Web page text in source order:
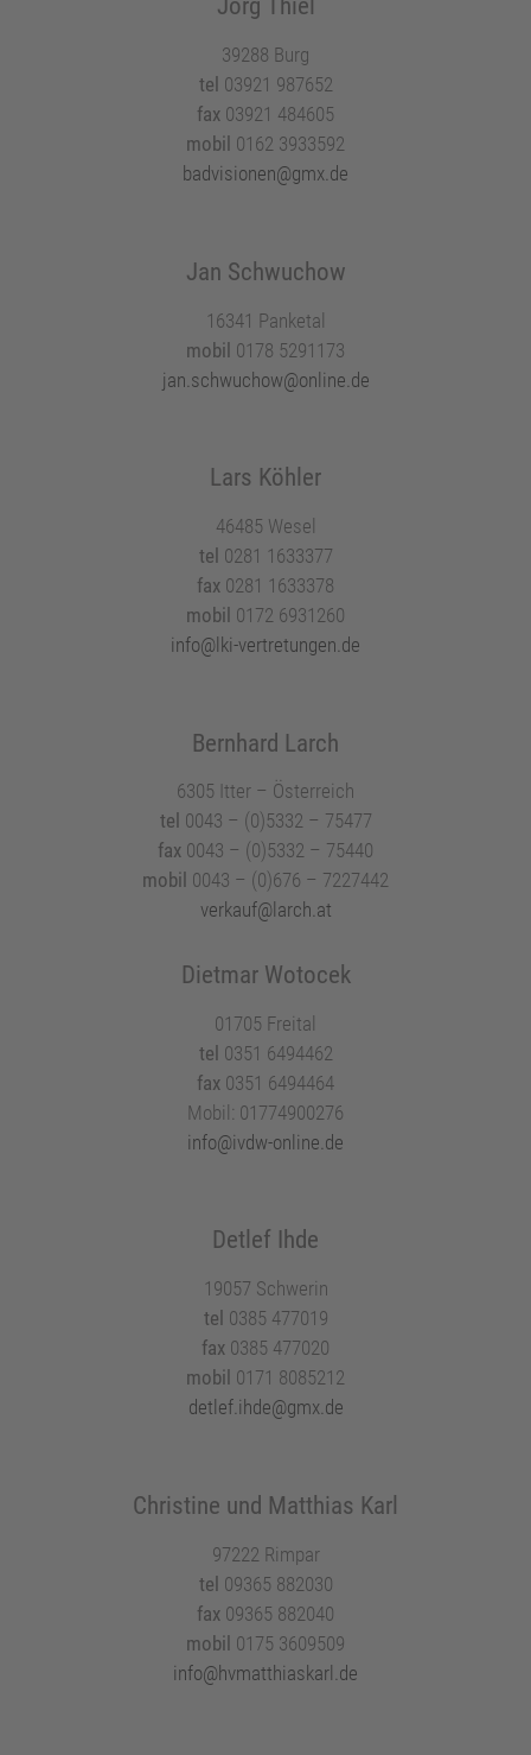
Jörg Thiel
39288 Burg
tel 03921 987652
fax 03921 484605
mobil 0162 3933592
badvisionen@gmx.de
Jan Schwuchow
16341 Panketal
mobil 0178 5291173
jan.schwuchow@online.de
Lars Köhler
46485 Wesel
tel 0281 1633377
fax 0281 1633378
mobil 0172 6931260
info@lki-vertretungen.de
Bernhard Larch
6305 Itter – Österreich
tel 0043 – (0)5332 – 75477
fax 0043 – (0)5332 – 75440
mobil 0043 – (0)676 – 7227442
verkauf@larch.at
Dietmar Wotocek
01705 Freital
tel 0351 6494462
fax 0351 6494464
Mobil: 01774900276
info@ivdw-online.de
Detlef Ihde
19057 Schwerin
tel 0385 477019
fax 0385 477020
mobil 0171 8085212
detlef.ihde@gmx.de
Christine und Matthias Karl
97222 Rimpar
tel 09365 882030
fax 09365 882040
mobil 0175 3609509
info@hvmatthiaskarl.de